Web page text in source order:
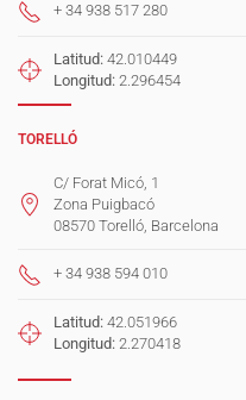
+ 34 938 517 280
Latitud: 42.010449
Longitud: 2.296454
TORELLÓ
C/ Forat Micó, 1
Zona Puigbacó
08570 Torelló, Barcelona
+ 34 938 594 010
Latitud: 42.051966
Longitud: 2.270418